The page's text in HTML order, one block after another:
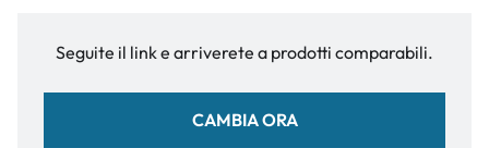
Seguite il link e arriverete a prodotti comparabili.
CAMBIA ORA